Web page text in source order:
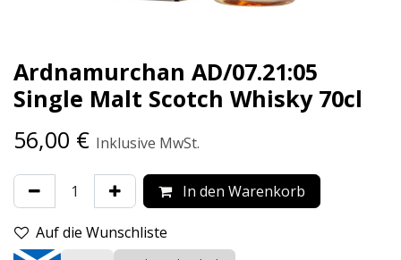
Ardnamurchan AD/07.21:05
Single Malt Scotch Whisky 70cl
56,00 € Inklusive MwSt.
In den Warenkorb
Auf die Wunschliste